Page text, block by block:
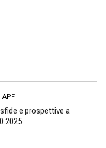
APF
e prospettive a